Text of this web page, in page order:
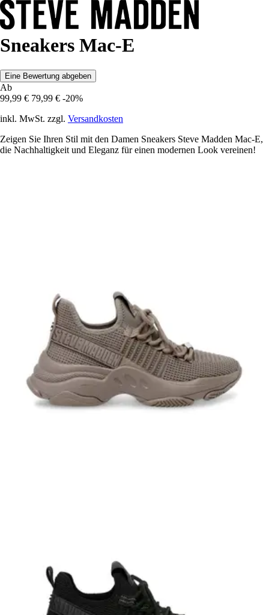
Sneakers Mac-E
Eine Bewertung abgeben
Ab
99,99 € 79,99 € -20%
inkl. MwSt. zzgl. Versandkosten
Zeigen Sie Ihren Stil mit den Damen Sneakers Steve Madden Mac-E,
die Nachhaltigkeit und Eleganz für einen modernen Look vereinen!